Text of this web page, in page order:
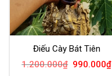
Điếu Cày Bát Tiên
1.200.000₫ 990.000₫